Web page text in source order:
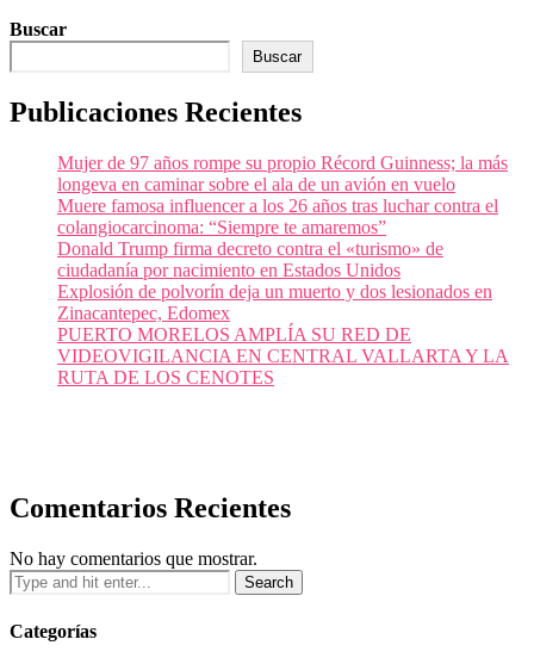
Buscar
Buscar
Publicaciones Recientes
Mujer de 97 años rompe su propio Récord Guinness; la más
longeva en caminar sobre el ala de un avión en vuelo
Muere famosa influencer a los 26 años tras luchar contra el
colangiocarcinoma: “Siempre te amaremos”
Donald Trump firma decreto contra el «turismo» de
ciudadanía por nacimiento en Estados Unidos
Explosión de polvorín deja un muerto y dos lesionados en
Zinacantepec, Edomex
PUERTO MORELOS AMPLÍA SU RED DE
VIDEOVIGILANCIA EN CENTRAL VALLARTA Y LA
RUTA DE LOS CENOTES
Comentarios Recientes
No hay comentarios que mostrar.
Categorías